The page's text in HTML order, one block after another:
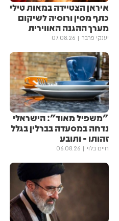
איראן הצטיידה במאות טילי
כתף מסין ורוסיה לשיקום
מערך ההגנה האווירית
יענקי פרבר 07.08.26
"משפיל מאוד": הישראלי
נדחה במסעדה בברלין בגלל
זהותו - ותובע
חיים בלוי 06.08.26